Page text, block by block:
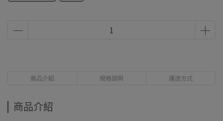
商品介紹 規格說明 運送方式
商品介紹